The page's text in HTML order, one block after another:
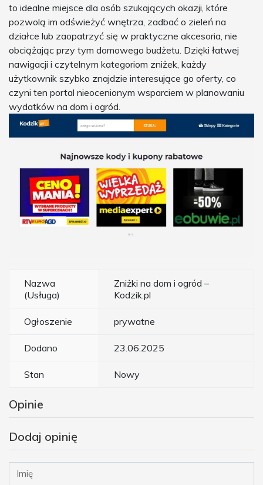
to idealne miejsce dla osób szukających okazji, które
pozwolą im odświeżyć wnętrza, zadbać o zieleń na
działce lub zaopatrzyć się w praktyczne akcesoria, nie
obciążając przy tym domowego budżetu. Dzięki łatwej
nawigacji i czytelnym kategoriom zniżek, każdy
użytkownik szybko znajdzie interesujące go oferty, co
czyni ten portal nieocenionym wsparciem w planowaniu
wydatków na dom i ogród.
Nazwa
(Usługa)
Zniżki na dom i ogród –
Kodzik.pl
Ogłoszenie prywatne
Dodano 23.06.2025
Stan Nowy
Opinie
Dodaj opinię